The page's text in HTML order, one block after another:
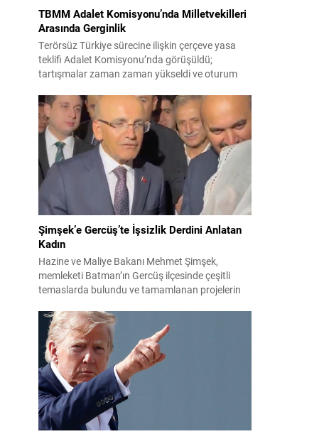
TBMM Adalet Komisyonu’nda Milletvekilleri
Arasında Gerginlik
Terörsüz Türkiye sürecine ilişkin çerçeve yasa
teklifi Adalet Komisyonu’nda görüşüldü;
tartışmalar zaman zaman yükseldi ve oturum
çalışmalarında kimi milletvekilleri arasında sözlü
gerilim yaşandı, daha sonra fiziksel arbede çıktı.
Görüşme sırasında İyi Parti ile MHP milletvekilleri
arasında söz düellosu başladı; taraflar birbirlerini
sert ifadelerle eleştirdi. Tartışma...
Şimşek’e Gercüş’te İşsizlik Derdini Anlatan
Kadın
Hazine ve Maliye Bakanı Mehmet Şimşek,
memleketi Batman’ın Gercüş ilçesinde çeşitli
temaslarda bulundu ve tamamlanan projelerin
sakinleriyle sohbet ettiği esnada bir yaşlı kadının
çocuklarının işsizliğine dair yakınmasını dinledi.
Kadının dertlerini Kürtçe olarak doğrudan Bakan
Şimşek’e aktarması, orada bulunanların ilgisini
çekti. Şimşek ise samimi bir...